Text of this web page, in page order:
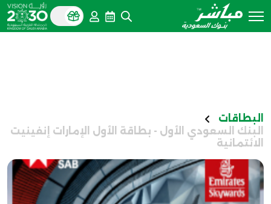
البطاقات
البنك السعودي الأول - بطاقة الأول الإمارات إنفينيت
الائتمانية